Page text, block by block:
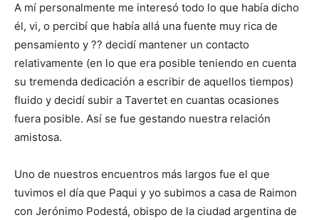
A mí personalmente me interesó todo lo que había dicho
él, vi, o percibí que había allá una fuente muy rica de
pensamiento y ?? decidí mantener un contacto
relativamente (en lo que era posible teniendo en cuenta
su tremenda dedicación a escribir de aquellos tiempos)
fluido y decidí subir a Tavertet en cuantas ocasiones
fuera posible. Así se fue gestando nuestra relación
amistosa.
Uno de nuestros encuentros más largos fue el que
tuvimos el día que Paqui y yo subimos a casa de Raimon
con Jerónimo Podestá, obispo de la ciudad argentina de